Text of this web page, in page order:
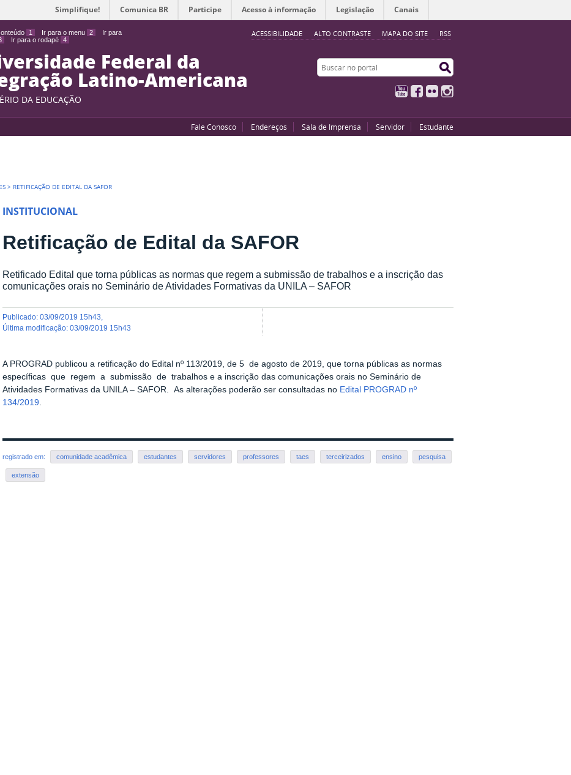
1 Ir para o menu 2
Ir para
Ir para o rodapé 4
ACESSIBILIDADE ALTO CONTRASTE MAPA DO SITE RSS
Simplifique! Comunica BR Participe Acesso à informação Legislação Canais
Federal da
Latino-Americana
DA EDUCAÇÃO
Buscar no portal
YouTubeFacebook
Flickr
Fale Conosco Endereços Sala de Imprensa Servidor Estudante
> RETIFICAÇÃO DE EDITAL DA SAFOR
INSTITUCIONAL
Retificação de Edital da SAFOR
Retificado Edital que torna públicas as normas que regem a submissão de trabalhos e a inscrição das
comunicações orais no Seminário de Atividades Formativas da UNILA – SAFOR
publicado:03/09/2019 15h43
última modificação:03/09/2019 15h43
A PROGRAD publicou a retificação do Edital nº 113/2019, de 5 de agosto de 2019, que torna públicas as normas
específicas que regem a submissão de trabalhos e a inscrição das comunicações orais no Seminário de
Atividades Formativas da UNILA – SAFOR. As alterações poderão ser consultadas no Edital PROGRAD nº
134/2019
registrado em: comunidade acadêmica estudantes servidores professores taes terceirizados ensino pesquisa
extensão